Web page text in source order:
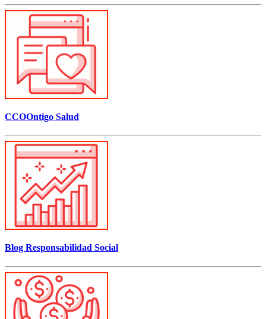
CCOOntigo Salud
Blog Responsabilidad Social